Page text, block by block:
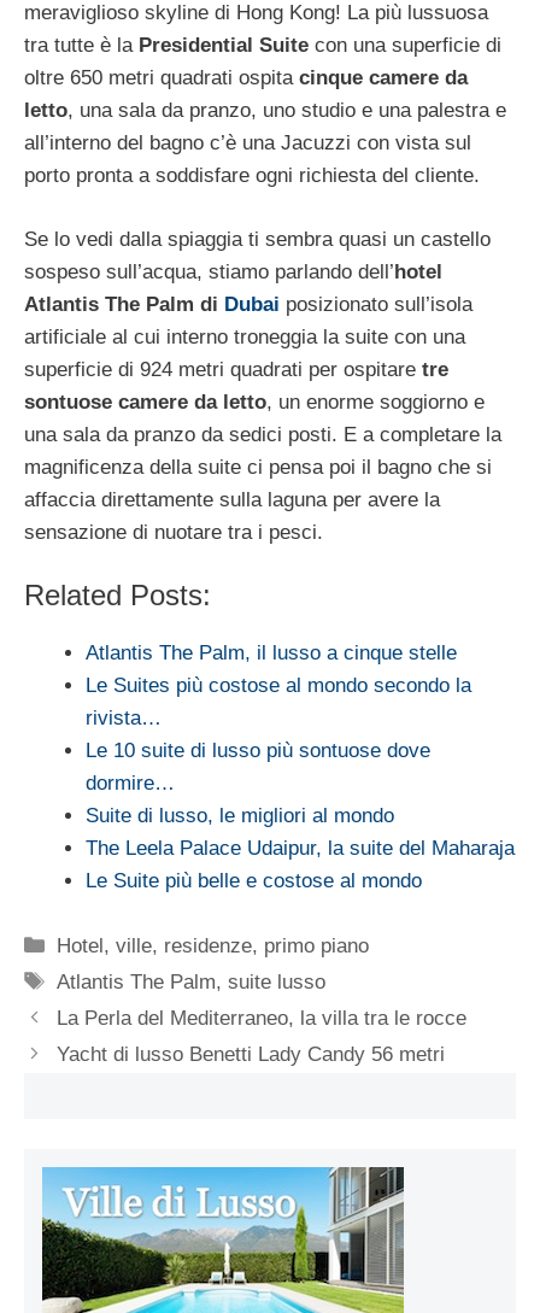
meraviglioso skyline di Hong Kong! La più lussuosa
tra tutte è la Presidential Suite con una superficie di
oltre 650 metri quadrati ospita cinque camere da
letto, una sala da pranzo, uno studio e una palestra e
all’interno del bagno c’è una Jacuzzi con vista sul
porto pronta a soddisfare ogni richiesta del cliente.
Se lo vedi dalla spiaggia ti sembra quasi un castello
sospeso sull’acqua, stiamo parlando dell’hotel
Atlantis The Palm di Dubai posizionato sull’isola
artificiale al cui interno troneggia la suite con una
superficie di 924 metri quadrati per ospitare tre
sontuose camere da letto, un enorme soggiorno e
una sala da pranzo da sedici posti. E a completare la
magnificenza della suite ci pensa poi il bagno che si
affaccia direttamente sulla laguna per avere la
sensazione di nuotare tra i pesci.
Related Posts:
Atlantis The Palm, il lusso a cinque stelle
Le Suites più costose al mondo secondo la
rivista…
Le 10 suite di lusso più sontuose dove
dormire…
Suite di lusso, le migliori al mondo
The Leela Palace Udaipur, la suite del Maharaja
Le Suite più belle e costose al mondo
Categorie
Hotel, ville, residenze, primo piano
Tag
Atlantis The Palm,suite lusso
La Perla del Mediterraneo, la villa tra le rocce
Yacht di lusso Benetti Lady Candy 56 metri